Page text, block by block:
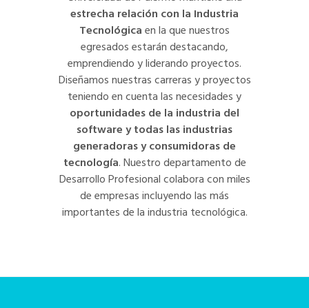
estrecha relación con la Industria
Tecnológicaen la que nuestros
egresados estarán destacando,
emprendiendo y liderando proyectos.
Diseñamos nuestras carreras y proyectos
teniendo en cuenta las necesidades y
oportunidades de la industria del
software y todas las industrias
generadoras y consumidoras de
tecnología. Nuestro departamento de
Desarrollo Profesional colabora con miles
de empresas incluyendo las más
importantes de la industria tecnológica.